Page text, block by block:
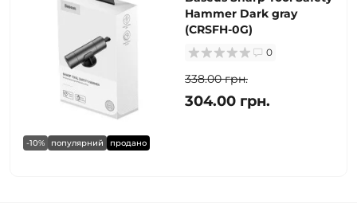
-10% популярний продано
Hammer Dark gray
(CRSFH-0G)
0
338.00 грн.
304.00 грн.